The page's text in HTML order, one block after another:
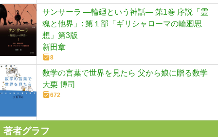
サンサーラ ―輪廻という神話― 第1巻 序説「霊
魂と他界」: 第１部「ギリシャローマの輪廻思
想」第3版
新田章
8
数学の言葉で世界を見たら 父から娘に贈る数学
大栗 博司
672
著者グラフ